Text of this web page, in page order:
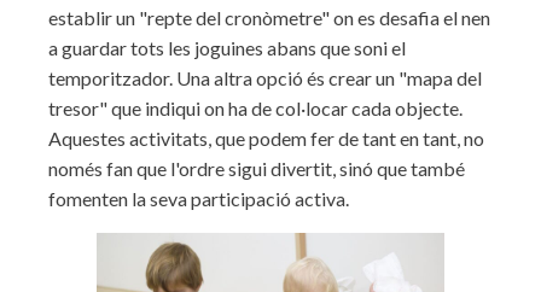
establir un "repte del cronòmetre" on es desafia el nen
a guardar tots les joguines abans que soni el
temporitzador. Una altra opció és crear un "mapa del
tresor" que indiqui on ha de col·locar cada objecte.
Aquestes activitats, que podem fer de tant en tant, no
només fan que l'ordre sigui divertit, sinó que també
fomenten la seva participació activa.